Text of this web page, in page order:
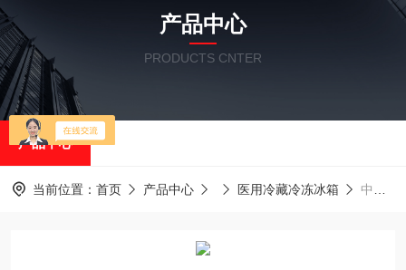
产品中心
PRODUCTS CNTER
产品中心
当前位置： 首页 产品中心 医用冷藏冷冻冰箱 中科美菱冷藏冷冻箱